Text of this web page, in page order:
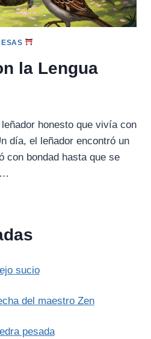
la Lengua
honesto que vivía con
día, el leñador encontró un
con bondad hasta que se
sucio
del maestro Zen
pesada